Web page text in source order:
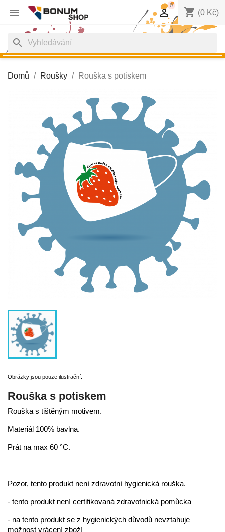
 shopping_cart
0
(0 Kč)

search
Domů Roušky Rouška s potiskem
Obrázky jsou pouze ilustrační.
Rouška s potiskem
Rouška s tištěným motivem.
Materiál 100% bavlna.
Prát na max 60 °C.
Pozor, tento produkt není zdravotní hygienická rouška.
- tento produkt není certifikovaná zdravotnická pomůcka
- na tento produkt se z hygienických důvodů nevztahuje
možnost vrácení zboží